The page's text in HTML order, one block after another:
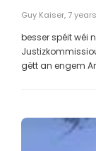
Guy Kaiser, 7
besser spéit wéi
gëtt an engem